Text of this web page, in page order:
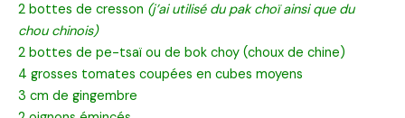
2 bottes de cresson (j’ai utilisé du pak choï ainsi que du
chou chinois)
2 bottes de pe-tsaï ou de bok choy (choux de chine)
4 grosses tomates coupées en cubes moyens
3 cm de gingembre